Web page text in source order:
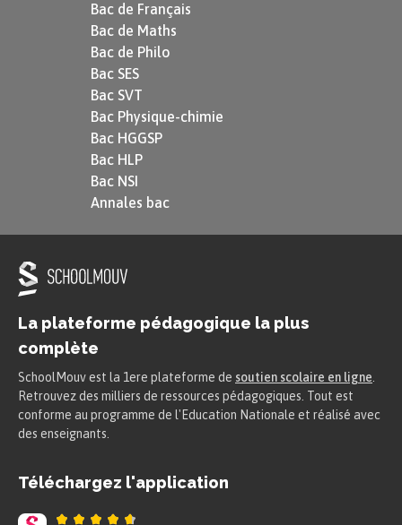
Bac de Français
Bac de Maths
Bac de Philo
Bac SES
Bac SVT
Bac Physique-chimie
Bac HGGSP
Bac HLP
Bac NSI
Annales bac
La plateforme pédagogique la plus
complète
SchoolMouv est la 1ere plateforme de soutien scolaire en ligne
Retrouvez des milliers de ressources pédagogiques. Tout est
conforme au programme de l'Education Nationale et réalisé avec
des enseignants.
Téléchargez l'application